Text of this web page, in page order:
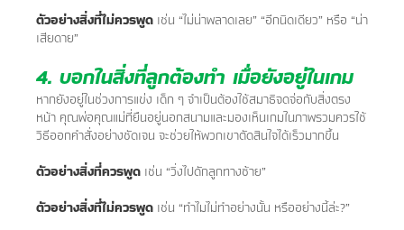
ตัวอย่างสิ่งที่ไม่ควรพูด เช่น “ไม่น่าพลาดเลย” “อีกนิดเดียว” หรือ “น่า
เสียดาย”
4. บอกในสิ่งที่ลูกต้องทำ เมื่อยังอยู่ในเกม
หากยังอยู่ในช่วงการแข่ง เด็ก ๆ จำเป็นต้องใช้สมาธิจดจ่อกับสิ่งตรง
หน้า คุณพ่อคุณแม่ที่ยืนอยู่นอกสนามและมองเห็นเกมในภาพรวมควรใช้
วิธีออกคำสั่งอย่างชัดเจน จะช่วยให้พวกเขาตัดสินใจได้เร็วมากขึ้น
ตัวอย่างสิ่งที่ควรพูด เช่น “วิ่งไปดักลูกทางซ้าย”
ตัวอย่างสิ่งที่ไม่ควรพูด เช่น “ทำไมไม่ทำอย่างนั้น หรืออย่างนี้ล่ะ?”